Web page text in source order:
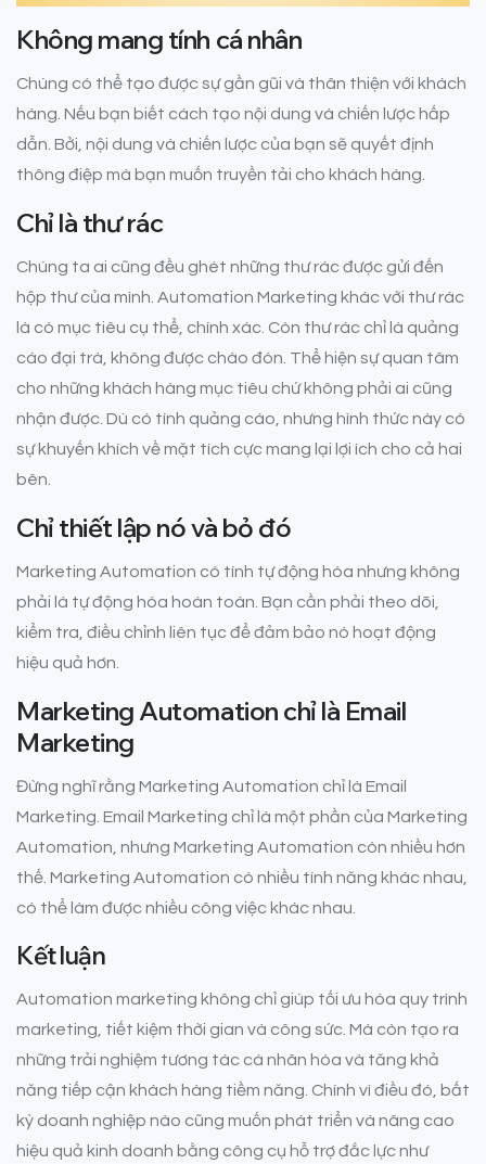
Không mang tính cá nhân
Chúng có thể tạo được sự gần gũi và thân thiện với khách
hàng. Nếu bạn biết cách tạo nội dung và chiến lược hấp
dẫn. Bởi, nội dung và chiến lược của bạn sẽ quyết định
thông điệp mà bạn muốn truyền tải cho khách hàng.
Chỉ là thư rác
Chúng ta ai cũng đều ghét những thư rác được gửi đến
hộp thư của mình. Automation Marketing khác với thư rác
là có mục tiêu cụ thể, chính xác. Còn thư rác chỉ là quảng
cáo đại trà, không được chào đón. Thể hiện sự quan tâm
cho những khách hàng mục tiêu chứ không phải ai cũng
nhận được. Dù có tính quảng cáo, nhưng hình thức này có
sự khuyến khích về mặt tích cực mang lại lợi ích cho cả hai
bên.
Chỉ thiết lập nó và bỏ đó
Marketing Automation có tính tự động hóa nhưng không
phải là tự động hóa hoàn toàn. Bạn cần phải theo dõi,
kiểm tra, điều chỉnh liên tục để đảm bảo nó hoạt động
hiệu quả hơn.
Marketing Automation chỉ là Email
Marketing
Đừng nghĩ rằng Marketing Automation chỉ là Email
Marketing. Email Marketing chỉ là một phần của Marketing
Automation, nhưng Marketing Automation còn nhiều hơn
thế. Marketing Automation có nhiều tính năng khác nhau,
có thể làm được nhiều công việc khác nhau.
Kết luận
Automation marketing không chỉ giúp tối ưu hóa quy trình
marketing, tiết kiệm thời gian và công sức. Mà còn tạo ra
những trải nghiệm tương tác cá nhân hóa và tăng khả
năng tiếp cận khách hàng tiềm năng. Chính vì điều đó, bất
kỳ doanh nghiệp nào cũng muốn phát triển và nâng cao
hiệu quả kinh doanh bằng công cụ hỗ trợ đắc lực như